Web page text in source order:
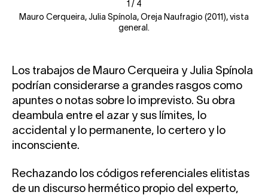
1 / 4
1 / 4
Mauro Cerqueira, Julia Spínola, Oreja Naufragio (2011), vista
general.
Los trabajos de Mauro Cerqueira y Julia Spínola
podrían considerarse a grandes rasgos como
apuntes o notas sobre lo imprevisto. Su obra
deambula entre el azar y sus límites, lo
accidental y lo permanente, lo certero y lo
inconsciente.
Rechazando los códigos referenciales elitistas
de un discurso hermético propio del experto,